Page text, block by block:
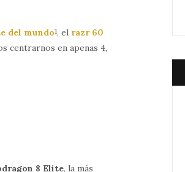
del mundo1, el razr 60
centrarnos en apenas 4,
8 Elite, la más